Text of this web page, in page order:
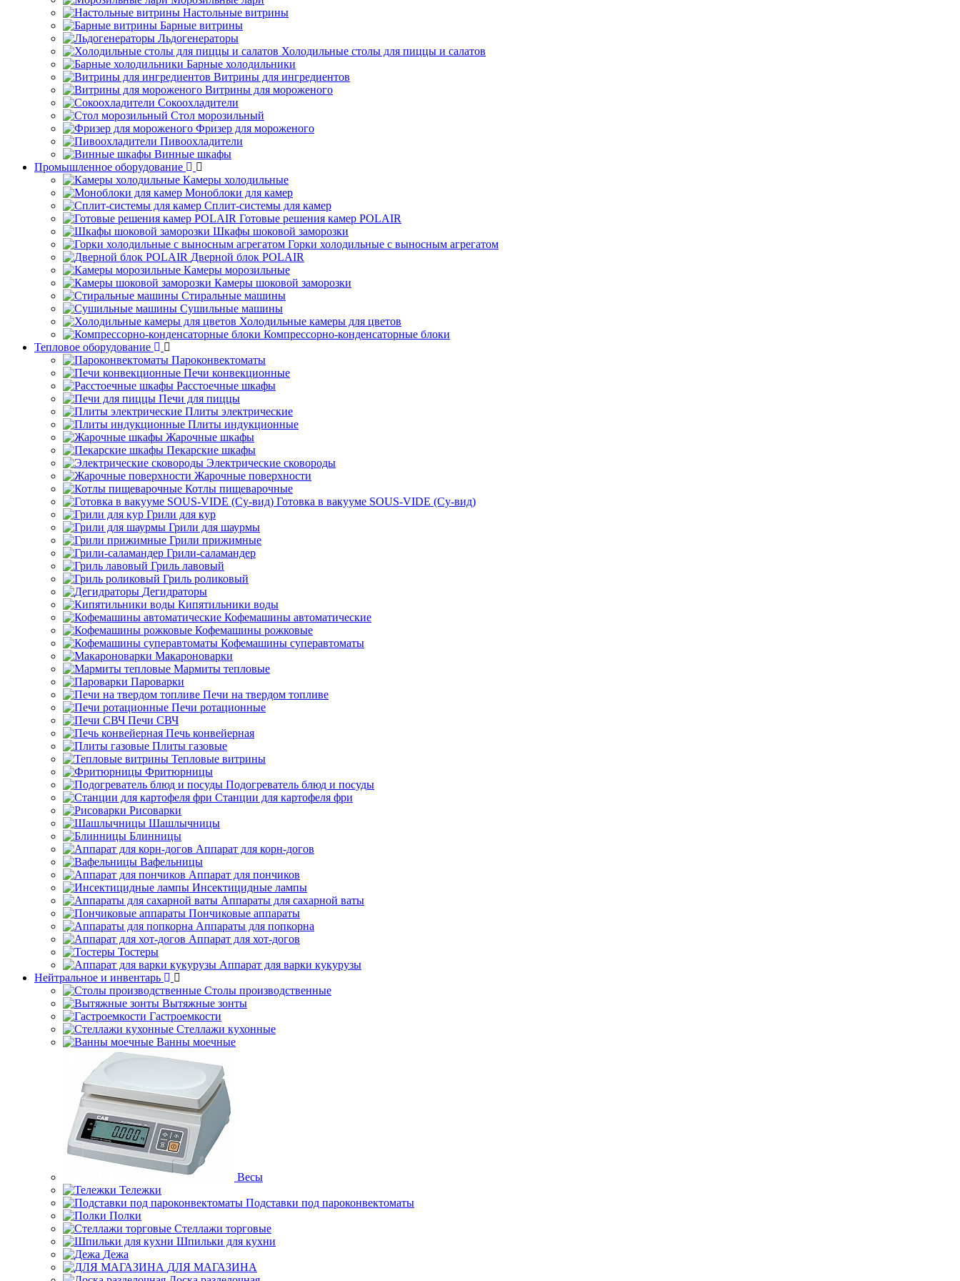
Настольные витрины
Барные витрины
Льдогенераторы
Холодильные столы для пиццы и салатов
Барные холодильники
Витрины для ингредиентов
Витрины для мороженого
Сокоохладители
Стол морозильный
Фризер для мороженого
Пивоохладители
Винные шкафы
Промышленное оборудование
Камеры холодильные
Моноблоки для камер
Сплит-системы для камер
Готовые решения камер POLAIR
Шкафы шоковой заморозки
Горки холодильные с выносным агрегатом
Дверной блок POLAIR
Камеры морозильные
Камеры шоковой заморозки
Стиральные машины
Сушильные машины
Холодильные камеры для цветов
Компрессорно-конденсаторные блоки
Тепловое оборудование
Пароконвектоматы
Печи конвекционные
Расстоечные шкафы
Печи для пиццы
Плиты электрические
Плиты индукционные
Жарочные шкафы
Пекарские шкафы
Электрические сковороды
Жарочные поверхности
Котлы пищеварочные
Готовка в вакууме SOUS-VIDE (Су-вид)
Грили для кур
Грили для шаурмы
Грили прижимные
Грили-саламандер
Гриль лавовый
Гриль роликовый
Дегидраторы
Кипятильники воды
Кофемашины автоматические
Кофемашины рожковые
Кофемашины суперавтоматы
Макароноварки
Мармиты тепловые
Пароварки
Печи на твердом топливе
Печи ротационные
Печи СВЧ
Печь конвейерная
Плиты газовые
Тепловые витрины
Фритюрницы
Подогреватель блюд и посуды
Станции для картофеля фри
Рисоварки
Шашлычницы
Блинницы
Аппарат для корн-догов
Вафельницы
Аппарат для пончиков
Инсектицидные лампы
Аппараты для сахарной ваты
Пончиковые аппараты
Аппараты для попкорна
Аппарат для хот-догов
Тостеры
Аппарат для варки кукурузы
Нейтральное и инвентарь
Столы производственные
Вытяжные зонты
Гастроемкости
Стеллажи кухонные
Ванны моечные
Весы
Тележки
Подставки под пароконвектоматы
Полки
Стеллажи торговые
Шпильки для кухни
Дежа
ДЛЯ МАГАЗИНА